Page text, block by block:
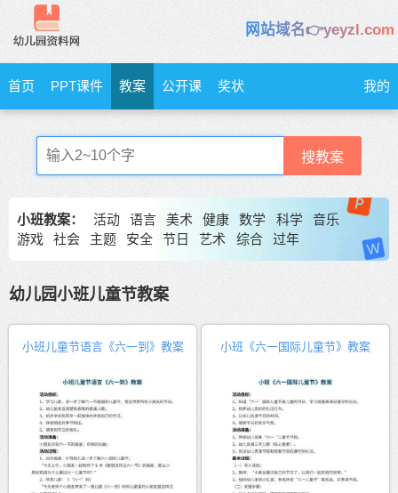
网站域名👉yeyzl.com
首页 PPT课件 教案 公开课 奖状 我的
搜教案
小班教案： 活动 语言 美术 健康 数学 科学
音乐
游戏
社会 主题 安全 节日 艺术 综合 过年
幼儿园小班儿童节教案
小班儿童节语言《六一到》教案 小班《六一国际儿童节》教案